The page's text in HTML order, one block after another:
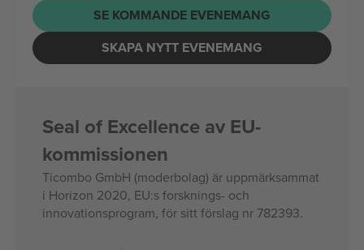
SE KOMMANDE EVENEMANG
SKAPA NYTT EVENEMANG
Seal of Excellence av EU-
kommissionen
Ticombo GmbH (moderbolag) är uppmärksammat
i Horizon 2020, EU:s forsknings- och
innovationsprogram, för sitt förslag nr 782393.